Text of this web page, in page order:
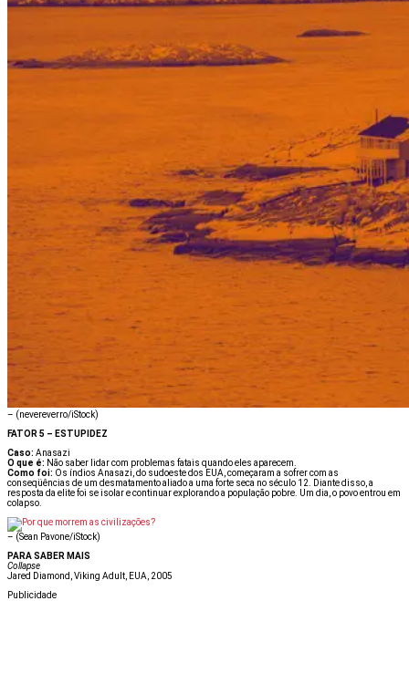
– (nevereverro/iStock)
FATOR 5 – ESTUPIDEZ
Caso: Anasazi
O que é: Não saber lidar com problemas fatais quando eles aparecem.
Como foi: Os índios Anasazi, do sudoeste dos EUA, começaram a sofrer com as
conseqüências de um desmatamento aliado a uma forte seca no século 12. Diante disso, a
resposta da elite foi se isolar e continuar explorando a população pobre. Um dia, o povo entrou em
colapso.
– (Sean Pavone/iStock)
PARA SABER MAIS
Collapse
Jared Diamond, Viking Adult, EUA, 2005
Publicidade